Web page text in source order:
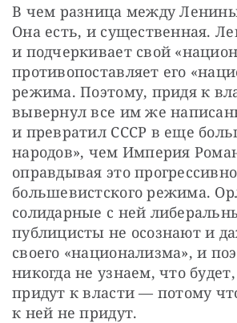
В чем разница между
Она есть, и существенная.
и подчеркивает свой
противопоставляет его
режима. Поэтому, придя к
вывернул все им же
и превратил СССР в еще
народов», чем Империя
оправдывая это
большевистского режима.
солидарные с ней
публицисты не осознают и
своего «национализма», и
никогда не узнаем, что
придут к власти — потому
к ней не придут.